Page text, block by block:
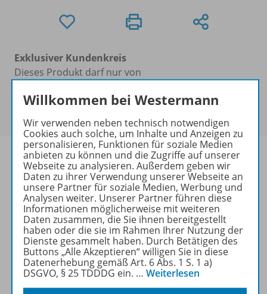
Exklusiver Kundenkreis
Dieses Produkt darf nur von
Lehrkräften und Referendaren/Referendarinnen
Produktinformationen
Beschreibung
Lizenzbedingungen
Willkommen bei Westermann
Wir verwenden neben technisch notwendigen
Cookies auch solche, um Inhalte und Anzeigen zu
personalisieren, Funktionen für soziale Medien
anbieten zu können und die Zugriffe auf unserer
Webseite zu analysieren. Außerdem geben wir
Daten zu ihrer Verwendung unserer Webseite an
unsere Partner für soziale Medien, Werbung und
Analysen weiter. Unserer Partner führen diese
Informationen möglicherweise mit weiteren
Daten zusammen, die Sie ihnen bereitgestellt
haben oder die sie im Rahmen Ihrer Nutzung der
Dienste gesammelt haben. Durch Betätigen des
Buttons „Alle Akzeptieren“ willigen Sie in diese
Datenerhebung gemäß Art. 6 Abs. 1 S. 1 a)
DSGVO, § 25 TDDDG ein. … Weiterlesen